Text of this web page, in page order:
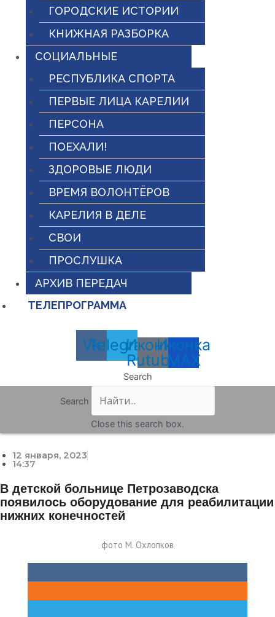
ГОРОДСКИЕ ИСТОРИИ
КНИЖНАЯ РАЗБОРКА
СОЦИАЛЬНЫЕ
РЕСПУБЛИКА СПОРТА
ПЕРВЫЕ ЛИЦА КАРЕЛИИ
ПЕРСОНА
ПОЕХАЛИ!
ЗДОРОВЫЕ ЛЮДИ
ВРЕМЯ ВОЛОНТЁРОВ
КАРЕЛИЯ В ДЕЛЕ
СВОИ
ПРОСЛУШКА
АРХИВ ПЕРЕДАЧ
ТЕЛЕПРОГРАММА
Vk
Telegram
Иконка
Rutube
Иконка
MAX
Search
Search
Close this search box.
12 января, 2023
14:37
В детской больнице Петрозаводска
появилось оборудование для реабилитации
нижних конечностей
фото М. Охлопков